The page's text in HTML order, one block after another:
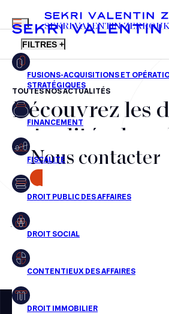
FR EN
MENU
SEKRI VALENTIN ZERROUK
FILTRES +
Fusions-acquisitions et opérations
Financement
Fiscalité
Droit public des affaires
Droit social
Droit immobilier
Restructuring
TOUTES NOS ACTUALITÉS
Découvrez les
actualités du
nos
transactions,
jour
Aucun résultats pour cette recherche
Nous contacter